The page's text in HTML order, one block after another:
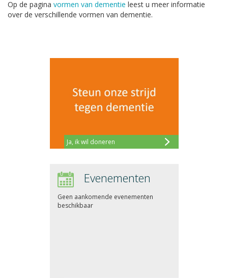
Op de pagina vormen van dementie leest u meer informatie
over de verschillende vormen van dementie.
Ja, ik wil doneren
Evenementen
Geen aankomende evenementen
beschikbaar